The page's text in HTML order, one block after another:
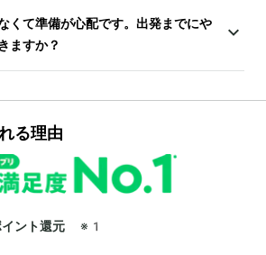
くて準備が心配です。出発までにや
ますか？
る理由
ント還元 ※1